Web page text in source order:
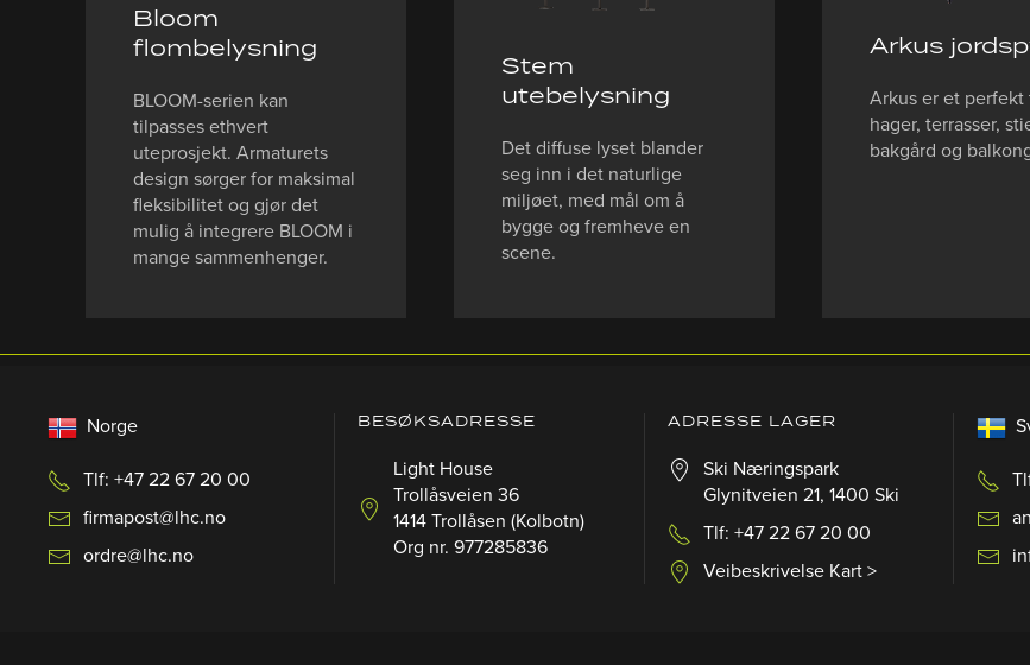
Bloom
flombelysning
BLOOM-serien kan
tilpasses ethvert
uteprosjekt. Armaturets
design sørger for maksimal
fleksibilitet og gjør det
mulig å integrere BLOOM i
mange sammenhenger.
Stem
utebelysning
Det diffuse lyset blander
seg inn i det naturlige
miljøet, med mål om å
bygge og fremheve en
scene.
Arkus
Arkus er et perfekt
hager, terrasser,
bakgård og
Norge
Tlf: +47 22 67 20 00
firmapost@lhc.no
ordre@lhc.no
BESØKSADRESSE
Light House
Trollåsveien 36
1414 Trollåsen (Kolbotn)
Org nr. 977285836
ADRESSE LAGER
Ski Næringspark
Glynitveien 21, 1400 Ski
Tlf: +47 22 67 20 00
Veibeskrivelse Kart >